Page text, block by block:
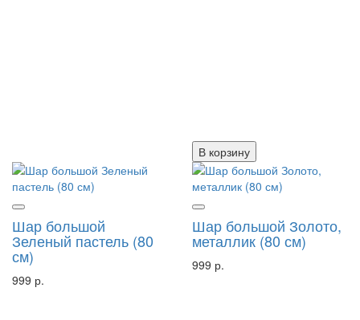
В корзину
Шар большой
Зеленый пастель (80
см)
999 р.
Шар большой Золото,
металлик (80 см)
999 р.